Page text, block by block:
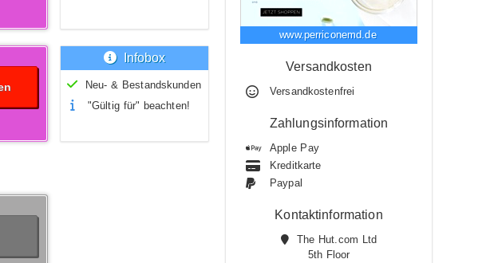
Infobox
Neu- & Bestandskunden
"Gültig für" beachten!
www.perriconemd.de
Versandkosten
Versandkostenfrei
Zahlungsinformation
Apple Pay
Kreditkarte
Paypal
Kontaktinformation
The Hut.com Ltd
5th Floor